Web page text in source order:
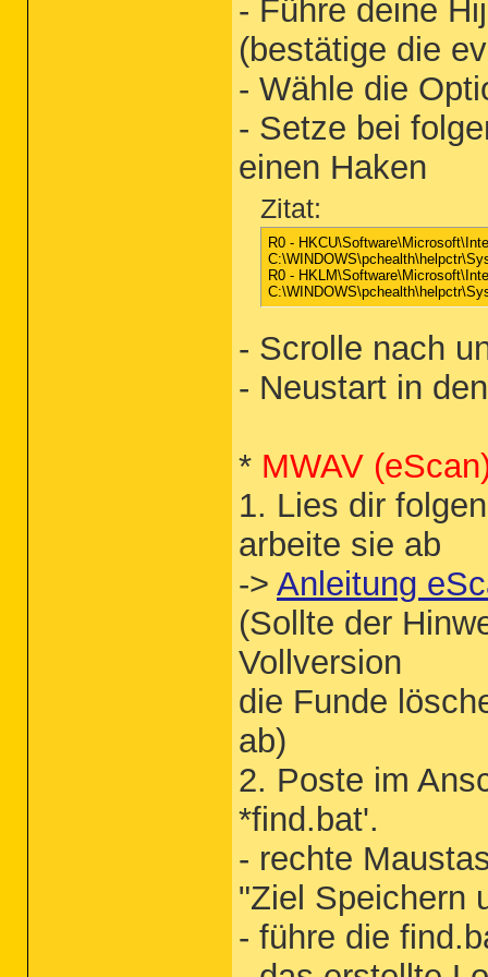
- Führe deine
(bestätige die
- Wähle die
- Setze bei
einen Haken
Zitat:
R0 -
R0 -
- Scrolle nach
- Neustart in
* MWAV
1. Lies dir
arbeite sie ab
-> Anleitung
(Sollte der
Vollversion
die Funde
ab)
2. Poste im
*find.bat'.
- rechte
"Ziel Speichern
- führe die